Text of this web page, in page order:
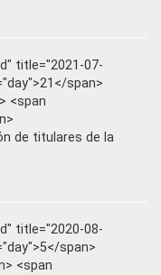
title="2021-07-
span>
<span
de titulares de la
title="2020-08-
span>
<span